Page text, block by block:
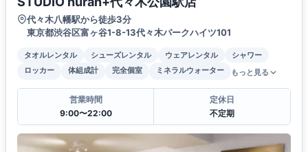
代々木八幡駅から徒歩3分
東京都渋谷区富ヶ谷1-8-13代々木パークハイツ101
タオルレンタル シューズレンタル ウェアレンタル
シャワー
ロッカー
体組成計 完全個室 ミネラルウォーター もっと見る
営業時間
9:00〜22:00
定休日
不定期